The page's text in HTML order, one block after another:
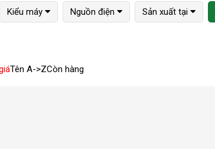
Kiểu máy Nguồn điện Sản xuất tại
Tên A->ZCòn hàng